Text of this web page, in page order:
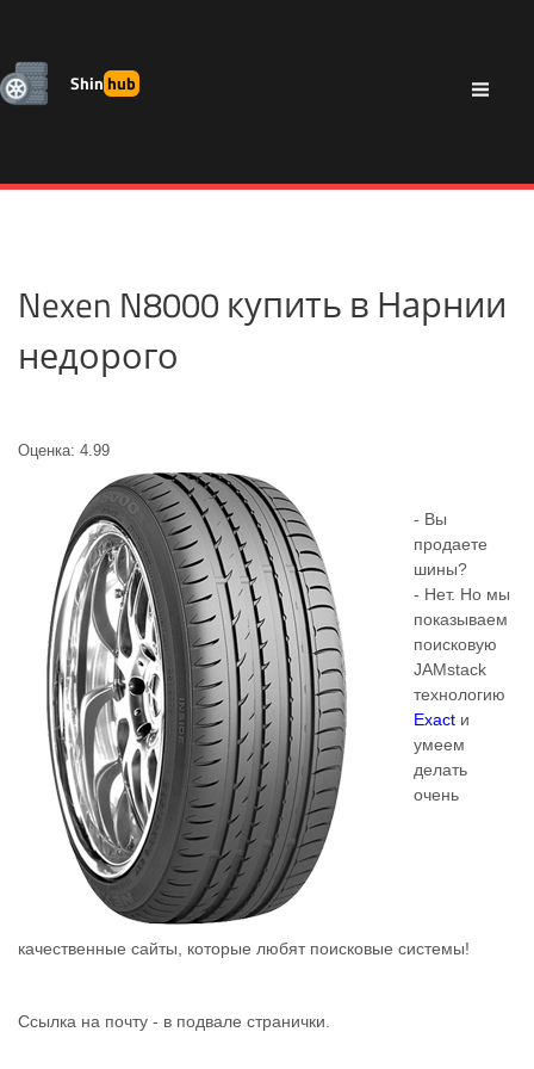
Shinhub
Nexen N8000 купить в Нарнии
недорого
Оценка: 4.99
- Вы
продаете
шины?
- Нет. Но мы
показываем
поисковую
JAMstack
технологию
Exact и
умеем
делать
очень
качественные сайты, которые любят поисковые системы!
Ссылка на почту - в подвале странички.